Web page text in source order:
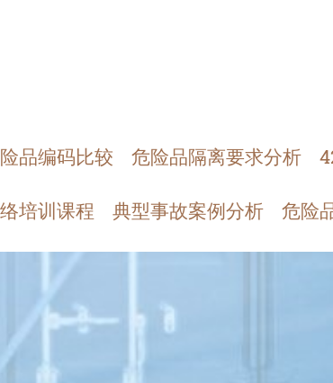
品编码比较 危险品隔离要求分析
培训课程 典型事故案例分析 危险